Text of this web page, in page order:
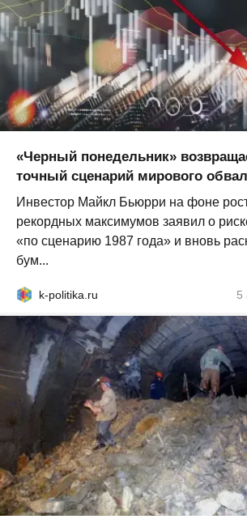
«Черный понедельник»
точный сценарий мирового
Инвестор Майкл Бьюрри на фоне
рекордных максимумов заявил о
«по сценарию 1987 года» и вновь
бум...
k-politika.ru 5